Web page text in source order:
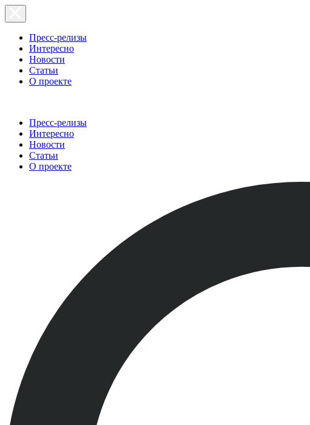
Пресс-релизы
Интересно
Новости
Статьи
О проекте
Пресс-релизы
Интересно
Новости
Статьи
О проекте